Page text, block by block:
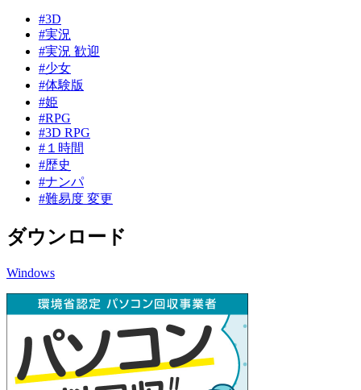
#3D
#実況
#実況 歓迎
#少女
#体験版
#姫
#RPG
#3D RPG
#１時間
#歴史
#ナンパ
#難易度 変更
ダウンロード
Windows